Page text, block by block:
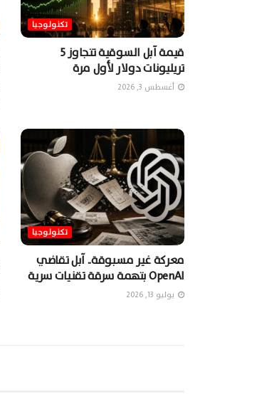
تكنولوجيا
قيمة آبل السوقية تتجاوز 5
تريليونات دولار لأول مرة
أغسطس 3, 2026
تكنولوجيا
معركة غير مسبوقة.. آبل تقاضي
OpenAI بتهمة سرقة تقنيات سرية
يوليو 13, 2026